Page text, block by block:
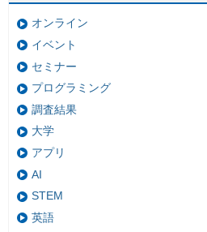
オンライン
イベント
セミナー
プログラミング
調査結果
大学
アプリ
AI
STEM
英語